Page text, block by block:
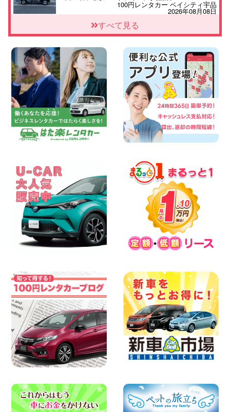
100円レンタカー ベイシティ宇品
2026年08月08日
★WRX 作業紹介★ 三重県 四日市インタ
ー店
2026年08月08日
横浜弥生台店限定!!夏季特別キャンペーン
のお知らせ!! 神奈川県 横浜弥生台店
100円レンタカー 横浜弥生台
2026年08月08日
2026三河安城店お盆休みご連絡 愛知県
三河安城店
100円レンタカー 三河安城
2026年08月08日
☆ お盆特別乗り放題プラン ☆ 埼玉県 杉
佐渡でのドライブは安全第一!交通事故に
ご注意ください 新潟県 佐渡空港店
100円レンタカー 佐渡空港
2026年08月07日
楽しい佐渡旅行を守るために!安全運転の
お願い 新潟県 両津店
100円レンタカー 両津
2026年08月07日
100円レンタカー 中川かの里
2026年08月07日
☆ 夏休みクーポン登場!最大9,500円おト
ク! ☆ 鳥取県 鳥取青谷店
100円レンタカー 鳥取青谷
2026年08月07日
人気のハイエース!! 大阪府 寝屋川太間東
町店
100円レンタカー 寝屋川太間東町
2026年08月07日
夏季休暇のお知らせ 東京都 墨田両国店
100円レンタカー 墨田両国
2026年08月07日
夏季休暇のお知らせ 東京都 墨田文花店
すべて見る